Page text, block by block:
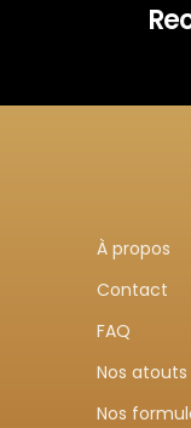
À propos
Contact
FAQ
Nos atouts
Nos